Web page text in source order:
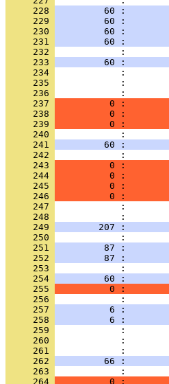
     228
60 :
     229
60 :
     230
60 :
     231
60 :
     232
     233
60 :
     234
     235
     236
     237
0 :
     238
0 :
     239
0 :
     240
     241
60 :
     242
     243
0 :
     244
0 :
     245
0 :
     246
0 :
     247
     248
     249
207 :
     250
     251
87 :
     252
87 :
     253
     254
60 :
     255
0 :
     256
     257
6 :
     258
6 :
     259
     260
     261
     262
66 :
     263
     264
0 :